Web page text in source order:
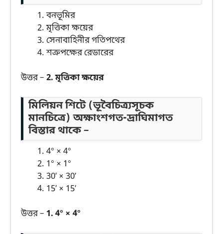
বনভূমির
মৃত্তিকা ক্ষয়ের
সেনাবাহিনীর গতিপথের
শত্রুপক্ষের রেডারের
উত্তর – 2. মৃত্তিকা ক্ষয়ের
মিলিয়ন শিটে (ভূবৈচিত্র্যসূচক
মানচিত্রে) অক্ষাংশগত-দ্রাঘিমাগত
বিস্তার থাকে –
4° × 4°
1° × 1°
30′ × 30′
15′ × 15′
উত্তর – 1. 4° × 4°